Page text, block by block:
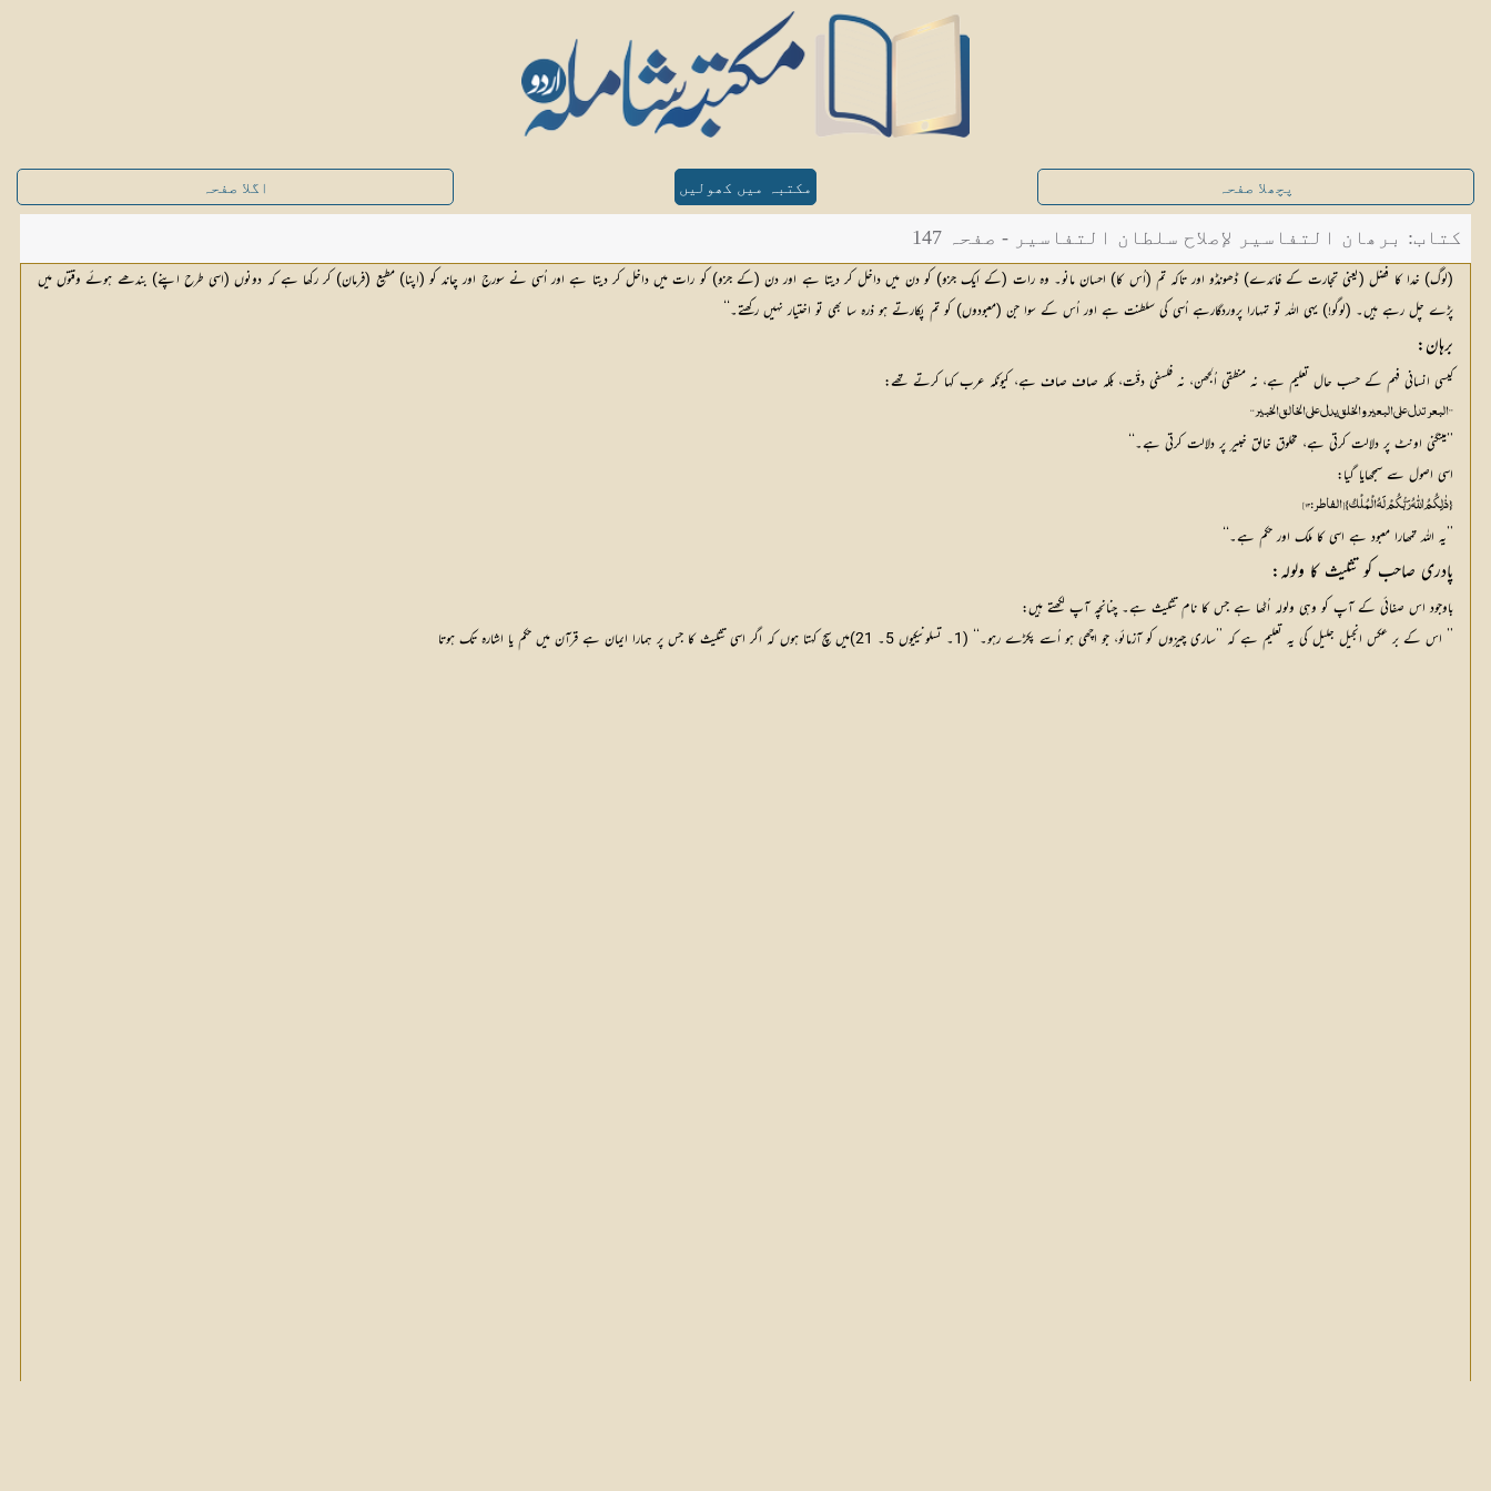
پچھلا صفحہ مکتبہ میں کھولیں اگلا صفحہ
کتاب: برھان التفاسیر لإصلاح سلطان التفاسیر - صفحہ 147
(لوگ) خدا کا فضل (یعنی تجارت کے فائدے) ڈھونڈو اور تاکہ تم (اُس کا) احسان مانو۔ وہ رات (کے ایک جزو) کو دن میں داخل کر دیتا ہے اور دن (کے جزو) کو رات میں داخل کر دیتا ہے اور اُسی نے سورج اور چاند کو (اپنا) مطیع (فرمان) کر رکھا ہے کہ دونوں (اسی طرح اپنے) بندھے ہوئے وقتوں میں
پڑے چل رہے ہیں۔ (لوگو!) یہی اللہ تو تمہارا پروردگارہے اُسی کی سلطنت ہے اور اُس کے سوا جن (معبودوں) کو تم پکارتے ہو ذرہ سا بھی تو اختیار نہیں رکھتے۔‘‘
برہان:
کیسی انسانی فہم کے حسب حال تعلیم ہے، نہ منطقی اُلجھن، نہ فلسفی دقّت، بلکہ صاف صاف ہے، کیونکہ عرب کہا کرتے تھے:
’’البعر تدل علی البعیر والخلق یدل علی الخالق الخبیر‘‘
’’مینگنی اونٹ پر دلالت کرتی ہے، مخلوق خالق خبیر پر دلالت کرتی ہے۔‘‘
اسی اصول سے سمجھایا گیا:
{ ذٰلِکُمُ اللّٰہُ رَبُّکُمْ لَہُ الْمُلْکُ} [الفاطر: 13]
’’یہ اللہ تمھارا معبود ہے اسی کا ملک اور حکم ہے۔‘‘
پادری صاحب کو تثلیث کا ولولہ:
باوجود اس صفائی کے آپ کو وہی ولولہ اُٹھا ہے جس کا نام تثلیث ہے۔ چنانچہ آپ لکھتے ہیں:
’’ اس کے بر عکس انجیل جلیل کی یہ تعلیم ہے کہ ’’ساری چیزوں کو آزمائو، جو اچھی ہو اُسے پکڑے رہو۔‘‘ (1۔ تسلونیکیوں 5۔ 21)میں سچ کہتا ہوں کہ اگر اسی تثلیث کا جس پر ہمارا ایمان ہے قرآن میں حکم یا اشارہ تک ہوتا